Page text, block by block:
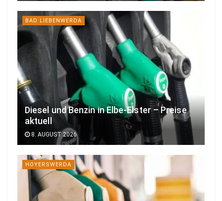
BAD LIEBENWERDA
Diesel und Benzin in Elbe-Elster – Preise
aktuell
8. AUGUST 2026
HOYERSWERDA